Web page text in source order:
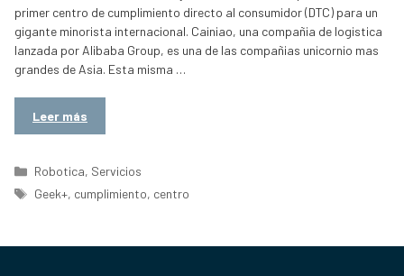
primer centro de cumplimiento directo al consumidor (DTC) para un
gigante minorista internacional. Cainiao, una compañia de logistica
lanzada por Alibaba Group, es una de las compañias unicornio mas
grandes de Asia. Esta misma …
Leer más
Categorías
Robotica, Servicios
Etiquetas
Geek+, cumplimiento, centro